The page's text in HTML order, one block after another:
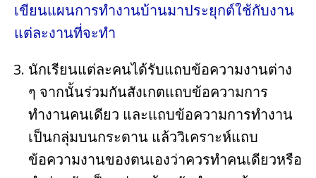
เขียนแผนการทำงานบ้านมาประยุกต์ใช้กับงาน
แต่ละงานที่จะทำ
นักเรียนแต่ละคนได้รับแถบข้อความงานต่าง
ๆ จากนั้นร่วมกันสังเกตแถบข้อความการ
ทำงานคนเดียว และแถบข้อความการทำงาน
เป็นกลุ่มบนกระดาน แล้ววิเคราะห์แถบ
ข้อความงานของตนเองว่าควรทำคนเดียวหรือ